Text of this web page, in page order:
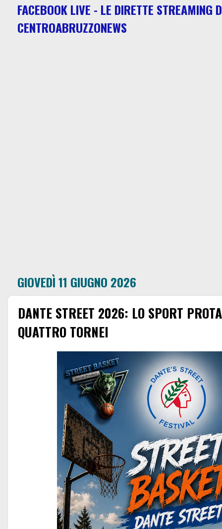
FACEBOOK LIVE - LE DIRETTE STREAMING
CENTROABRUZZONEWS
GIOVEDÌ 11 GIUGNO 2026
DANTE STREET 2026: LO SPORT
QUATTRO TORNEI